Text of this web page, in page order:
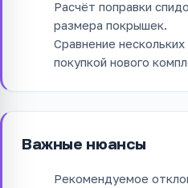
Расчёт поправки
размера покрышек.
Сравнение
покупкой нового
Важные нюансы
Рекомендуемое